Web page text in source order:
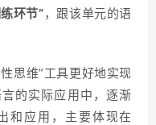
环节”，跟该单元的语
思维”工具更好地实现
的实际应用中，逐渐
和应用，主要体现在